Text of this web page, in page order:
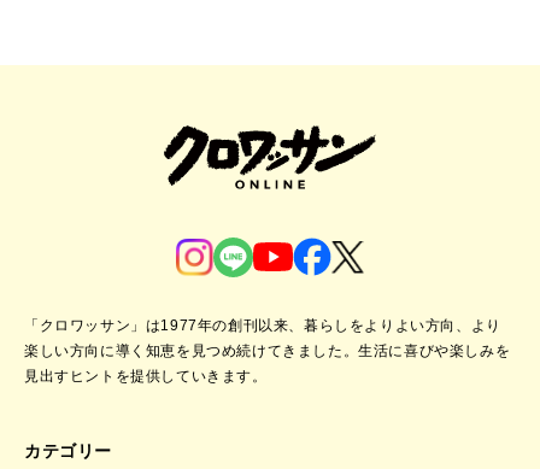
「クロワッサン」は1977年の創刊以来、暮らしをよりよい方向、より
楽しい方向に導く知恵を見つめ続けてきました。生活に喜びや楽しみを
見出すヒントを提供していきます。
カテゴリー